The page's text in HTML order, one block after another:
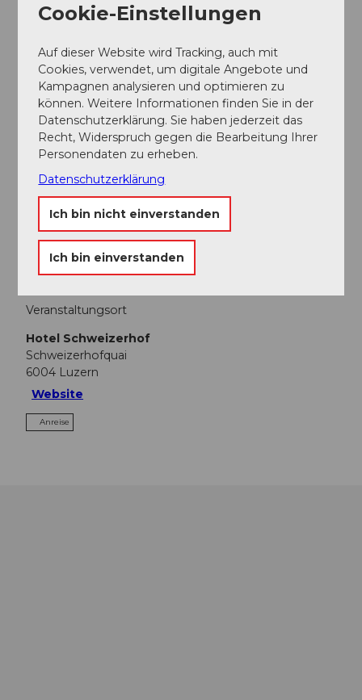
Ansprechpartner:in
In der Nähe Auf der Karte anschauen
Veranstaltung
Veranstaltungsort
Hotel Schweizerhof
Schweizerhofquai
6004 Luzern
Website
Anreise
Cookie-Einstellungen
Auf dieser Website wird Tracking, auch mit
Cookies, verwendet, um digitale Angebote und
Kampagnen analysieren und optimieren zu
können. Weitere Informationen finden Sie in der
Datenschutzerklärung. Sie haben jederzeit das
Recht, Widerspruch gegen die Bearbeitung Ihrer
Personendaten zu erheben.
Datenschutzerklärung
Ich bin nicht einverstanden
Ich bin einverstanden